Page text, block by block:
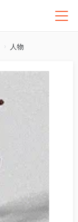
人物